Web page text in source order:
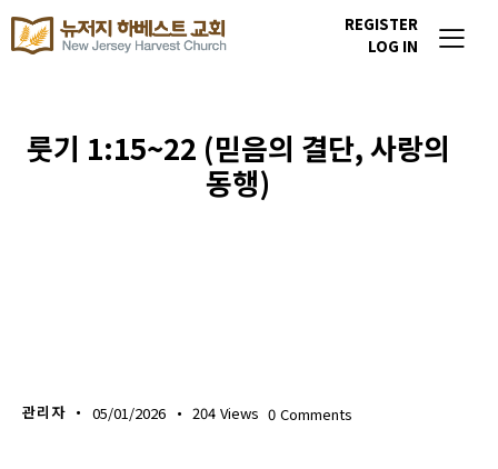
REGISTER
LOG IN
룻기 1:15~22 (믿음의 결단, 사랑의
동행)
관리자 05/01/2026 204 Views 0 Comments